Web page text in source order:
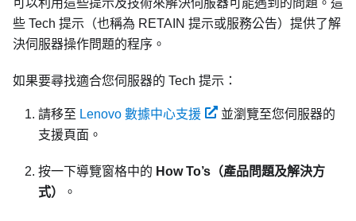
可以利用這些提示及技術來解決伺服器可能遇到的問題。這
些 Tech 提示（也稱為 RETAIN 提示或服務公告）提供了解
決伺服器操作問題的程序。
如果要尋找適合您伺服器的 Tech 提示：
請移至 Lenovo 數據中心支援
並瀏覽至您伺服器的
支援頁面。
按一下導覽窗格中的 How To’s（產品問題及解決方
式）
。